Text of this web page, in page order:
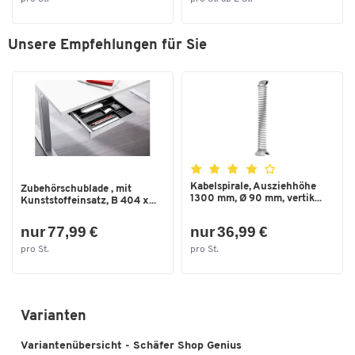
Unsere Empfehlungen für Sie
Zubehörschublade , mit
Kunststoffeinsatz, B 404 x...
nur 77,99 €
pro St.
Kabelspirale, Ausziehhöhe
1300 mm, Ø 90 mm, vertik...
nur 36,99 €
pro St.
Varianten
Variantenübersicht - Schäfer Shop Genius